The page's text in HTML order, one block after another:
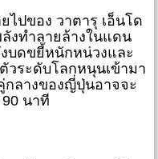
ไปของ วาตารุ เอ็นโด
งทำลายล้างในแดน
บดขยี้หนักหน่วงและ
วระดับโลกหนุนเข้ามา
กลางของญี่ปุ่นอาจจะ
นาที